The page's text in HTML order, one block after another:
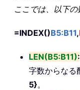
ここでは、以下の
=INDEX()B5:B11,
LEN(B5:B11):
字数からなる
5}。